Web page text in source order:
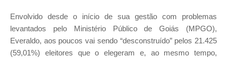
Envolvido desde o início de sua gestão com problemas
levantados pelo Ministério Público de Goiás (MPGO),
Everaldo, aos poucos vai sendo “desconstruído” pelos 21.425
(59,01%) eleitores que o elegeram e, ao mesmo tempo,